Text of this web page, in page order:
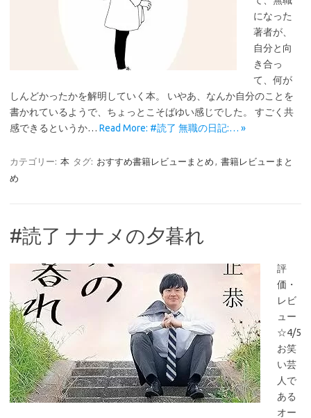
になった
著者が、
自分と向
き合っ
て、何が
しんどかったかを解明していく本。 いやあ、なんか自分のことを
書かれているようで、ちょっとこそばゆい感じでした。 すごく共
感できるというか… Read More: #読了 無職の日記:… »
カテゴリー: 本 タグ: おすすめ書籍レビューまとめ , 書籍レビューまと
め
#読了 ナナメの夕暮れ
評
価・
レビ
ュー
☆4/5
お笑
い芸
人で
ある
オー